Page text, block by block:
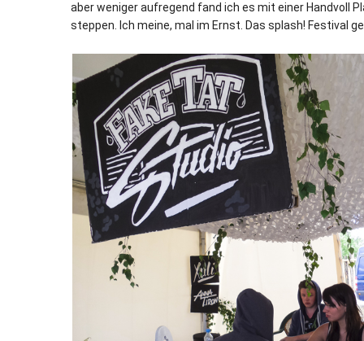
aber weniger aufregend fand ich es mit einer Handvoll
steppen. Ich meine, mal im Ernst. Das splash! Festival